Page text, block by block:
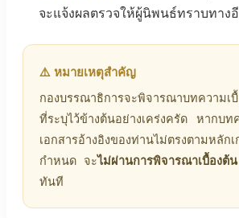
จะแจ้งผลตรวจให้ผู้นิพนธ์ทราบทาง
⚠️ หมายเหตุสำคัญ
กองบรรณาธิการจะพิจารณาบทความเ
ที่ระบุไว้ข้างต้นอย่างเคร่งครัด หากบ
เอกสารอ้างอิงของท่านไม่ตรงตามหลัก
กำหนด จะไม่ผ่านการพิจารณาเบื้องต้
ทันที